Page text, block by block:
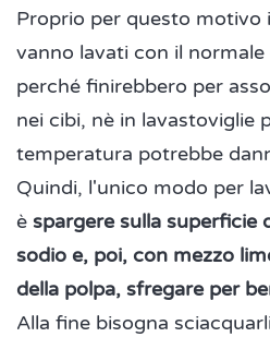
Proprio per questo motivo
vanno lavati con il
perché finirebbero per
nei cibi, nè in lavastoviglie
temperatura potrebbe
Quindi, l'unico modo per
è spargere sulla superficie
sodio e, poi, con mezzo
della polpa, sfregare per
Alla fine bisogna